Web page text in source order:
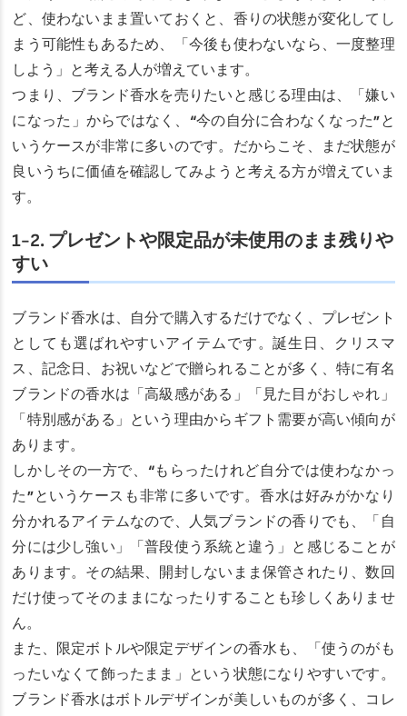
ど、使わないまま置いておくと、香りの状態が変化してし
まう可能性もあるため、「今後も使わないなら、一度整理
しよう」と考える人が増えています。
つまり、ブランド香水を売りたいと感じる理由は、「嫌い
になった」からではなく、“今の自分に合わなくなった”と
いうケースが非常に多いのです。だからこそ、まだ状態が
良いうちに価値を確認してみようと考える方が増えていま
す。
1-2. プレゼントや限定品が未使用のまま残りや
すい
ブランド香水は、自分で購入するだけでなく、プレゼント
としても選ばれやすいアイテムです。誕生日、クリスマ
ス、記念日、お祝いなどで贈られることが多く、特に有名
ブランドの香水は「高級感がある」「見た目がおしゃれ」
「特別感がある」という理由からギフト需要が高い傾向が
あります。
しかしその一方で、“もらったけれど自分では使わなかっ
た”というケースも非常に多いです。香水は好みがかなり
分かれるアイテムなので、人気ブランドの香りでも、「自
分には少し強い」「普段使う系統と違う」と感じることが
あります。その結果、開封しないまま保管されたり、数回
だけ使ってそのままになったりすることも珍しくありませ
ん。
また、限定ボトルや限定デザインの香水も、「使うのがも
ったいなくて飾ったまま」という状態になりやすいです。
ブランド香水はボトルデザインが美しいものが多く、コレ